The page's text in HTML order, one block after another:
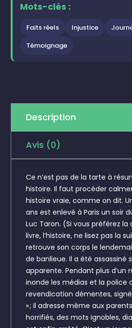
Mots-clés :
Faits réels Injustice
Témoignage
Description
Avis (0)
Ce n’est pas de la tarte à
histoire. Il faut procéder
histoire vraie, comme on dit.
ans est enlevé à Paris un soir
Luc Taron. (Si vous préférez la
livre, l’histoire, ne lisez pas la
retrouve son corps le
de banlieue. Il a été assassiné
apparente. Pendant plus d’un
inonde les médias et la police
revendication démentes,
» ; il adresse même aux
horrifiés, des mots ignobles,